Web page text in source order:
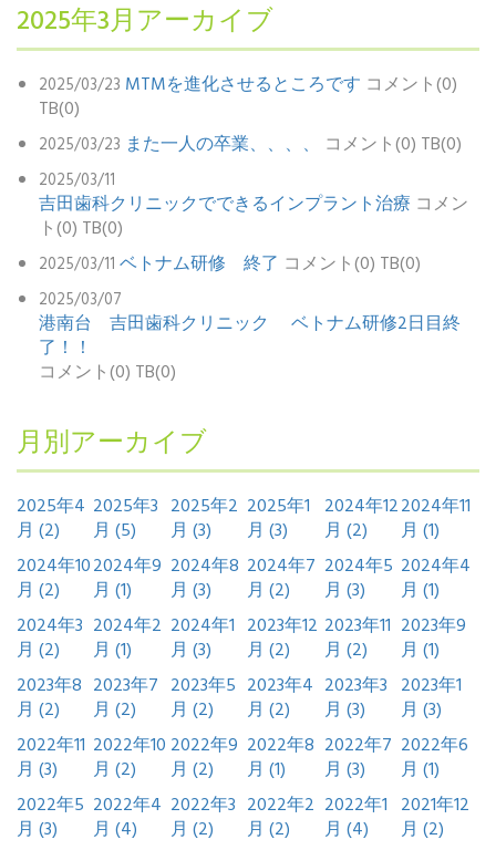
2025年3月アーカイブ
2025/03/23 MTMを進化させるところです コメント(0)
TB(0)
2025/03/23 また一人の卒業、、、、 コメント(0) TB(0)
2025/03/11
吉田歯科クリニックでできるインプラント治療 コメン
ト(0) TB(0)
2025/03/11 ベトナム研修 終了 コメント(0) TB(0)
2025/03/07
港南台 吉田歯科クリニック ベトナム研修2日目終
了！！
コメント(0) TB(0)
月別アーカイブ
2025年4
月 (2)
2025年3
月 (5)
2025年2
月 (3)
2025年1
月 (3)
2024年12
月 (2)
2024年11
月 (1)
2024年10
月 (2)
2024年9
月 (1)
2024年8
月 (3)
2024年7
月 (2)
2024年5
月 (3)
2024年4
月 (1)
2024年3
月 (2)
2024年2
月 (1)
2024年1
月 (3)
2023年12
月 (2)
2023年11
月 (2)
2023年9
月 (1)
2023年8
月 (2)
2023年7
月 (2)
2023年5
月 (2)
2023年4
月 (2)
2023年3
月 (3)
2023年1
月 (3)
2022年11
月 (3)
2022年10
月 (2)
2022年9
月 (2)
2022年8
月 (1)
2022年7
月 (3)
2022年6
月 (1)
2022年5
月 (3)
2022年4
月 (4)
2022年3
月 (2)
2022年2
月 (2)
2022年1
月 (4)
2021年12
月 (2)